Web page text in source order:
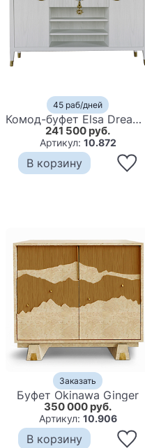
45 раб/дней
Комод-буфет Elsa Dreams White с открытыми полками
241 500 руб.
Артикул: 10.872
В корзину
Заказать
Буфет Okinawa Ginger
350 000 руб.
Артикул: 10.906
В корзину